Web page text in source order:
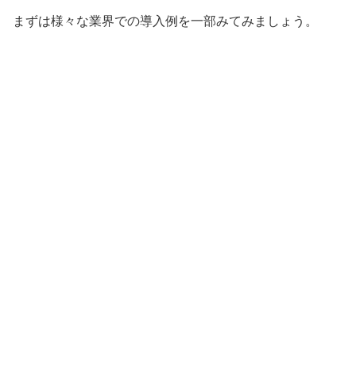
まずは様々な業界での導入例を一部みてみましょう。